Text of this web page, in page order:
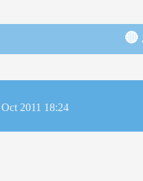
🔴
2011 18:24